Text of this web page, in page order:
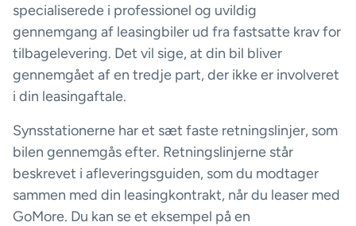
specialiserede i professionel og uvildig
gennemgang af leasingbiler ud fra fastsatte krav for
tilbagelevering. Det vil sige, at din bil bliver
gennemgået af en tredje part, der ikke er involveret
i din leasingaftale.
Synsstationerne har et sæt faste retningslinjer, som
bilen gennemgås efter. Retningslinjerne står
beskrevet i afleveringsguiden, som du modtager
sammen med din leasingkontrakt, når du leaser med
GoMore. Du kan se et eksempel på en